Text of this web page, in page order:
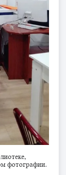
фотографии.